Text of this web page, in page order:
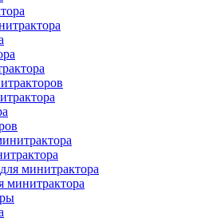
минитрактора
минитрактора